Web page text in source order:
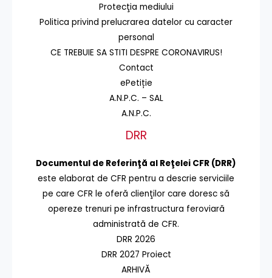
Protecţia mediului
Politica privind prelucrarea datelor cu caracter
personal
CE TREBUIE SA STITI DESPRE CORONAVIRUS!
Contact
ePetiție
A.N.P.C. – SAL
A.N.P.C.
DRR
Documentul de Referinţă al Reţelei CFR (DRR)
este elaborat de CFR pentru a descrie serviciile
pe care CFR le oferă clienţilor care doresc să
opereze trenuri pe infrastructura feroviară
administrată de CFR.
DRR 2026
DRR 2027 Proiect
ARHIVĂ